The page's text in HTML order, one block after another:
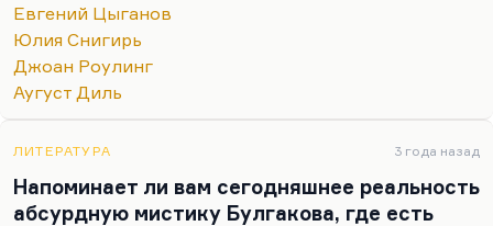
понимание того, что происходит вокруг них. А
это уже порождает такую солидарность…
Евгений Цыганов
Юлия Снигирь
Джоан Роулинг
Аугуст Диль
ЛИТЕРАТУРА 3 года назад
Напоминает ли вам сегодняшнее реальность
абсурдную мистику Булгакова, где есть